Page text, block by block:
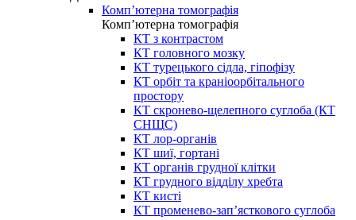
Комп’ютерна томографія
Комп’ютерна томографія
КТ з контрастом
КТ головного мозку
КТ турецького сідла, гіпофізу
КТ орбіт та краніоорбітального
простору
КТ скронево-щелепного суглоба (КТ
СНЩС)
КТ лор-органів
КТ шиї, гортані
КТ органів грудної клітки
КТ грудного відділу хребта
КТ кисті
КТ променево-зап’ясткового суглоба